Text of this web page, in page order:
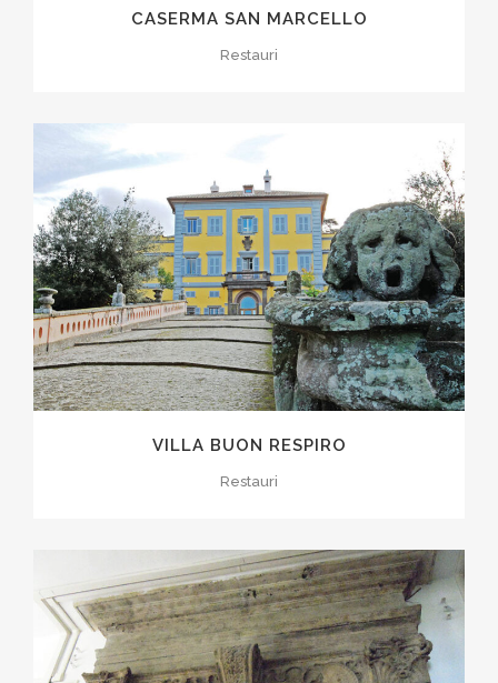
CASERMA SAN MARCELLO
Restauri
VILLA BUON RESPIRO
Restauri